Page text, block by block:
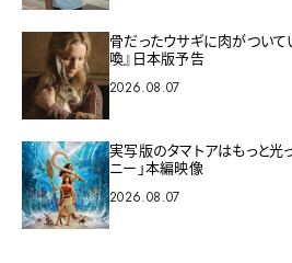
骨だったウサギに肉がついて
喚』日本版予告
2026.08.07
実写版のタマトアはもっと光
ニー」本編映像
2026.08.07